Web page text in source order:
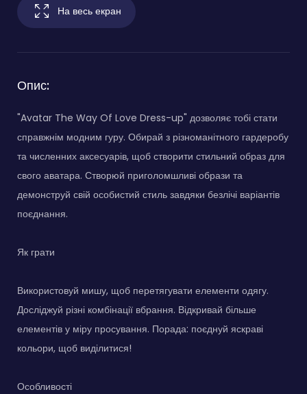
На весь екран
Опис:
"Avatar The Way Of Love Dress-up" дозволяє тобі стати
справжнім модним гуру. Обирай з різноманітного гардеробу
та численних аксесуарів, щоб створити стильний образ для
свого аватара. Створюй приголомшливі образи та
демонструй свій особистий стиль завдяки безлічі варіантів
поєднання.
Як грати
Використовуй мишу, щоб перетягувати елементи одягу.
Досліджуй різні комбінації вбрання. Відкривай більше
елементів у міру просування. Порада: поєднуй яскраві
кольори, щоб виділитися!
Особливості